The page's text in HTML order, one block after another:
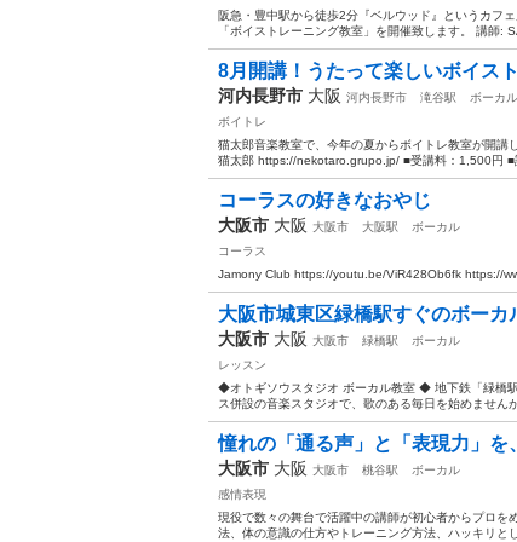
阪急・豊中駅から徒歩2分『ベルウッド』というカフ
「ボイストレーニング教室」を開催致します。 講師:
8月開講！うたって楽しいボイス
河内長野市 大阪 河内長野市 滝谷駅
ボーカル
ボイトレ
猫太郎音楽教室で、今年の夏からボイトレ教室が開
猫太郎 https://nekotaro.grupo.jp/ ■受講料：1,500円 ■
コーラスの好きなおやじ
大阪市 大阪 大阪市 大阪駅
ボーカル
コーラス
Jamony Club https://youtu.be/ViR428Ob6fk https://
大阪市城東区緑橋駅すぐのボーカ
大阪市 大阪 大阪市 緑橋駅
ボーカル
レッスン
◆オトギソウスタジオ ボーカル教室 ◆ 地下鉄「緑橋
ス併設の音楽スタジオで、歌のある毎日を始めませ
憧れの「通る声」と「表現力」
大阪市 大阪 大阪市 桃谷駅
ボーカル
感情表現
現役で数々の舞台で活躍中の講師が初心者からプロを
法、体の意識の仕方やトレーニング方法、ハッキリと